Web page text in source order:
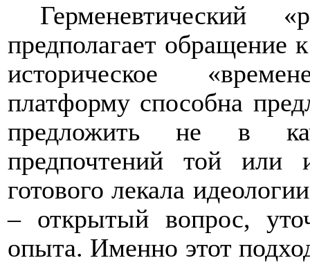
предполагает обращение
историческое
платформу способна
предложить не в
предпочтений той или
готового лекала
– открытый вопрос,
опыта. Именно этот